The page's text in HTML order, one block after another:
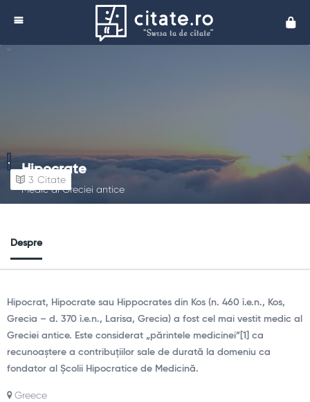
Hipocrate
Medic al Greciei antice
3 Citate
Despre
Hipocrat, Hipocrate sau Hippocrates din Kos (n. 460 î.e.n., Kos,
Grecia – d. 370 î.e.n., Larisa, Grecia) a fost cel mai vestit medic al
Greciei antice. Este considerat „părintele medicinei”[1] ca
recunoaștere a contribuțiilor sale de durată la domeniu ca
fondator al Școlii Hipocratice de Medicină.
Greece